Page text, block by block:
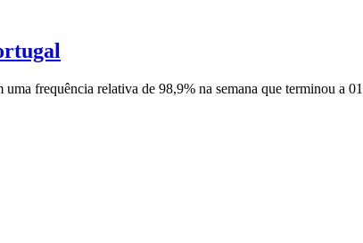
frequência relativa de 98,9% na semana que terminou a